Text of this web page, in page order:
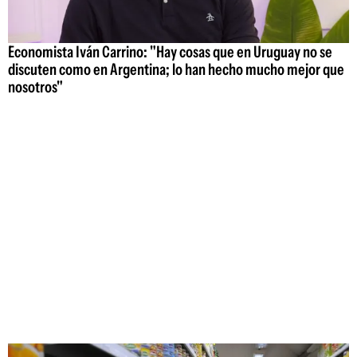
Economista Iván Carrino: "Hay cosas que en Uruguay no se
discuten como en Argentina; lo han hecho mucho mejor que
nosotros"